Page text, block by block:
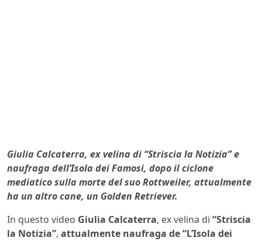
Giulia Calcaterra, ex velina di “Striscia la Notizia” e
naufraga dell’Isola dei Famosi, dopo il ciclone
mediatico sulla morte del suo Rottweiler, attualmente
ha un altro cane, un Golden Retriever.
In questo video Giulia Calcaterra, ex velina di “Striscia
la Notizia”, attualmente naufraga de “L’Isola dei